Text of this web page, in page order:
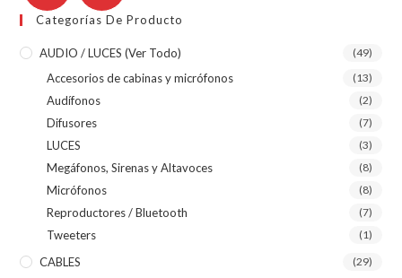
Categorías De Producto
AUDIO / LUCES (ver Todo) (49)
Accesorios de cabinas y micrófonos (13)
Audífonos (2)
Difusores (7)
LUCES (3)
Megáfonos, Sirenas y Altavoces (8)
Micrófonos (8)
Reproductores / Bluetooth (7)
Tweeters (1)
CABLES (29)